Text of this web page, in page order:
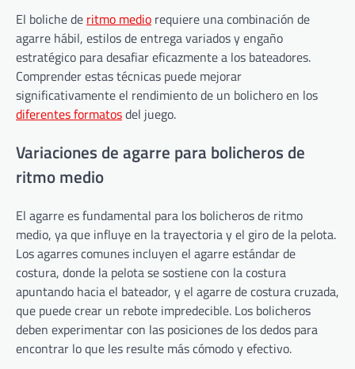
El boliche de ritmo medio requiere una combinación de
agarre hábil, estilos de entrega variados y engaño
estratégico para desafiar eficazmente a los bateadores.
Comprender estas técnicas puede mejorar
significativamente el rendimiento de un bolichero en los
diferentes formatosdel juego.
Variaciones de agarre para bolicheros de
ritmo medio
El agarre es fundamental para los bolicheros de ritmo
medio, ya que influye en la trayectoria y el giro de la pelota.
Los agarres comunes incluyen el agarre estándar de
costura, donde la pelota se sostiene con la costura
apuntando hacia el bateador, y el agarre de costura cruzada,
que puede crear un rebote impredecible. Los bolicheros
deben experimentar con las posiciones de los dedos para
encontrar lo que les resulte más cómodo y efectivo.